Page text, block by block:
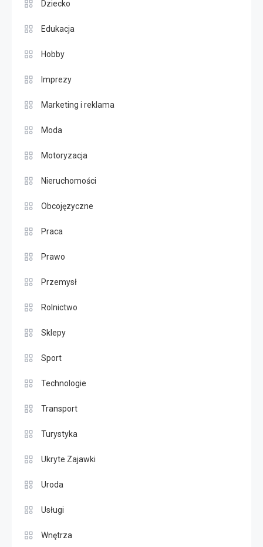
Dziecko
Edukacja
Hobby
Imprezy
Marketing i reklama
Moda
Motoryzacja
Nieruchomości
Obcojęzyczne
Praca
Prawo
Przemysł
Rolnictwo
Sklepy
Sport
Technologie
Transport
Turystyka
Ukryte Zajawki
Uroda
Usługi
Wnętrza